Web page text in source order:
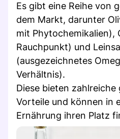
Es gibt eine Reihe von
dem Markt, darunter
mit Phytochemikalien),
Rauchpunkt) und
(ausgezeichnetes
Verhältnis).
Diese bieten
Vorteile und können in
Ernährung ihren Platz